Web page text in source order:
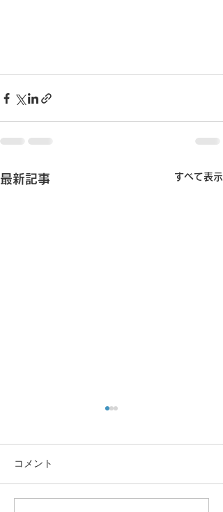
最新記事 すべて表示
コメント